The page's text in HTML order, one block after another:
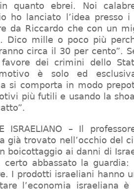
in quanto ebrei. Noi
ho lanciato l’idea presso
da Riccardo che con un
Dico mille o poco più
circa il 30 per cento”.
dei crimini dello
è solo ed
si comporta in modo
più futili e usando la
ISRAELIANO – Il
già trovato nell’occhio del
boicottaggio ai danni di
certo abbassato la guardia:
I prodotti israeliani hanno
l’economia israeliana è